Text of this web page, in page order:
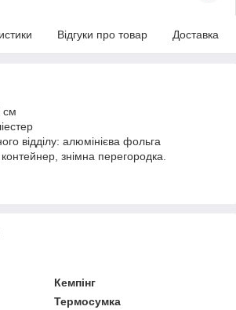
Відгуки про товар Доставка
см
відділу: алюмінієва фольга
знімна перегородка.
Кемпінг
Термосумка